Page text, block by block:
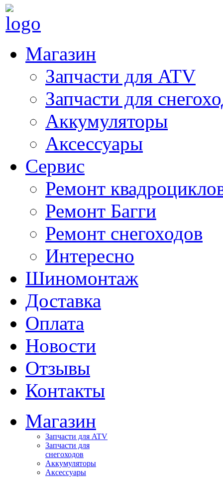
Магазин
Запчасти для ATV
Запчасти для
Аккумуляторы
Аксессуары
Сервис
Ремонт
Ремонт Багги
Ремонт снегоходов
Интересно
Шиномонтаж
Доставка
Оплата
Новости
Отзывы
Контакты
Магазин
Запчасти для ATV
Запчасти для
снегоходов
Аккумуляторы
Аксессуары